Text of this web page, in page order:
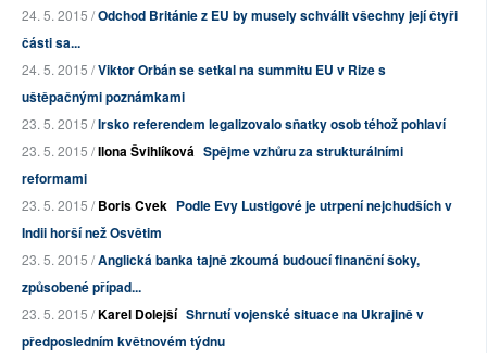
24. 5. 2015 /Odchod Británie z EU by musely schválit všechny její čtyři
části sa...
24. 5. 2015 /Viktor Orbán se setkal na summitu EU v Rize s
uštěpačnými poznámkami
23. 5. 2015 /Irsko referendem legalizovalo sňatky osob téhož pohlaví
23. 5. 2015 /Ilona Švihlíková Spějme vzhůru za strukturálními
reformami
23. 5. 2015 /Boris Cvek Podle Evy Lustigové je utrpení nejchudších v
Indii horší než Osvětim
23. 5. 2015 /Anglická banka tajně zkoumá budoucí finanční šoky,
způsobené případ...
23. 5. 2015 /Karel Dolejší Shrnutí vojenské situace na Ukrajině v
předposledním květnovém týdnu